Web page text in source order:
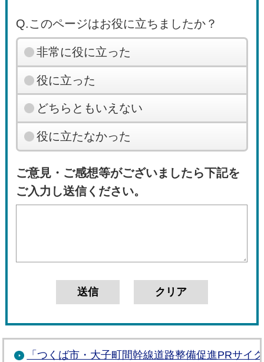
Q.このページはお役に立ちましたか？
非常に役に立った
役に立った
どちらともいえない
役に立たなかった
ご意見・ご感想等がございましたら下記を
ご入力し送信ください。
「つくば市・大子町間幹線道路整備促進PRサイ